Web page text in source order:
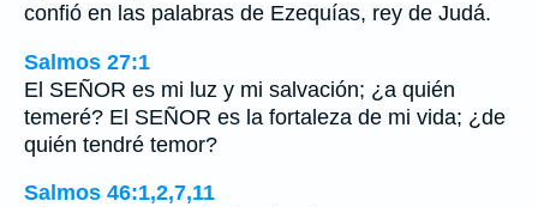
confió en las palabras de Ezequías, rey de Judá.
Salmos 27:1
El SEÑOR es mi luz y mi salvación; ¿a quién
temeré? El SEÑOR es la fortaleza de mi vida; ¿de
quién tendré temor?
Salmos 46:1,2,7,11